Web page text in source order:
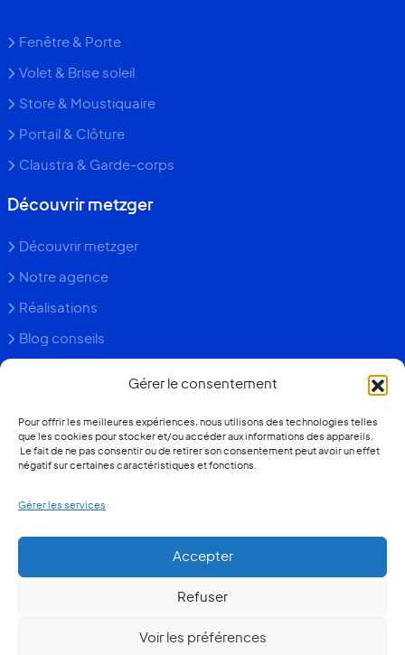
Gérer le consentement
Pour offrir les meilleures expériences, nous utilisons des technologies telles
que les cookies pour stocker et/ou accéder aux informations des appareils.
Le fait de ne pas consentir ou de retirer son consentement peut avoir un effet
négatif sur certaines caractéristiques et fonctions.
Gérer les services
Accepter
Refuser
Voir les préférences
Fenêtre & Porte
Volet & Brise soleil
Store & Moustiquaire
Portail & Clôture
Claustra & Garde-corps
Découvrir metzger
Notre agence
Réalisations
Contact
Devis gratuit
Contacter notre agence